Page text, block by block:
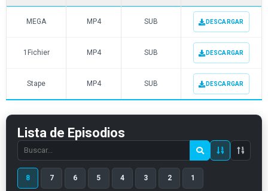
MEGA MP4 SUB DESCARGAR
1Fichier MP4 SUB DESCARGAR
Stape MP4 SUB DESCARGAR
Lista de Episodios
Search
episode
number
8 7 6 5 4 3 2 1